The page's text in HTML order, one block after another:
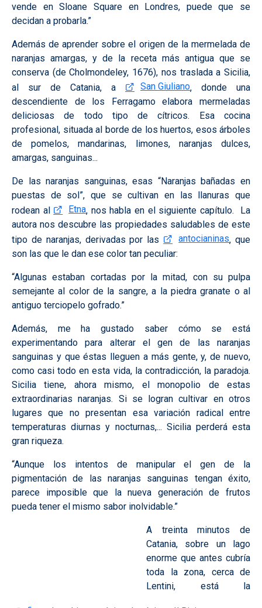
vende en Sloane Square en Londres, puede que se
decidan a probarla.”
Además de aprender sobre el origen de la mermelada de
naranjas amargas, y de la receta más antigua que se
conserva (de Cholmondeley, 1676), nos traslada a Sicilia,
al sur de Catania, a
San Giuliano, donde una
descendiente de los Ferragamo elabora mermeladas
deliciosas de todo tipo de cítricos. Esa cocina
profesional, situada al borde de los huertos, esos árboles
de pomelos, mandarinas, limones, naranjas dulces,
amargas, sanguinas...
De las naranjas sanguinas, esas “Naranjas bañadas en
puestas de sol”, que se cultivan en las llanuras que
rodean al
Etna, nos habla en el siguiente capítulo. La
autora nos descubre las propiedades saludables de este
tipo de naranjas, derivadas por las
antocianinas, que
son las que le dan ese color tan peculiar:
“Algunas estaban cortadas por la mitad, con su pulpa
semejante al color de la sangre, a la piedra granate o al
antiguo terciopelo gofrado.”
Además, me ha gustado saber cómo se está
experimentando para alterar el gen de las naranjas
sanguinas y que éstas lleguen a más gente, y, de nuevo,
como casi todo en esta vida, la contradicción, la paradoja.
Sicilia tiene, ahora mismo, el monopolio de estas
extraordinarias naranjas. Si se logran cultivar en otros
lugares que no presentan esa variación radical entre
temperaturas diurnas y nocturnas,... Sicilia perderá esta
gran riqueza.
“Aunque los intentos de manipular el gen de la
pigmentación de las naranjas sanguinas tengan éxito,
parece imposible que la nueva generación de frutos
pueda tener el mismo sabor inolvidable.”
A treinta minutos de
Catania, sobre un lago
enorme que antes cubría
toda la zona, cerca de
Lentini, está la